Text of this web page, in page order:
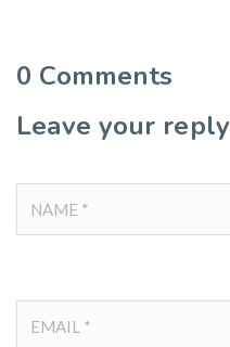
0 Comments
Leave your reply